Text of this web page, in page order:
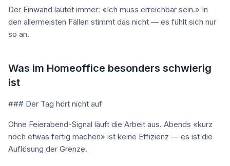
Der Einwand lautet immer: «Ich muss erreichbar sein.» In
den allermeisten Fällen stimmt das nicht — es fühlt sich nur
so an.
Was im Homeoffice besonders schwierig
ist
### Der Tag hört nicht auf
Ohne Feierabend-Signal läuft die Arbeit aus. Abends «kurz
noch etwas fertig machen» ist keine Effizienz — es ist die
Auflösung der Grenze.